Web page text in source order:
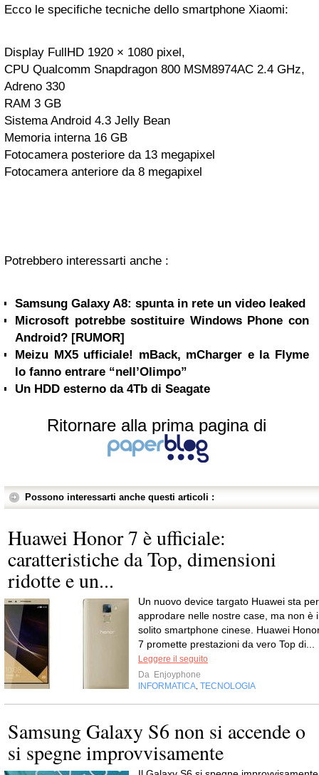
Ecco le specifiche tecniche dello smartphone Xiaomi:
Display FullHD 1920 × 1080 pixel,
CPU Qualcomm Snapdragon 800 MSM8974AC 2.4 GHz,
Adreno 330
RAM 3 GB
Sistema Android 4.3 Jelly Bean
Memoria interna 16 GB
Fotocamera posteriore da 13 megapixel
Fotocamera anteriore da 8 megapixel
Potrebbero interessarti anche :
Samsung Galaxy A8: spunta in rete un video leaked
Microsoft potrebbe sostituire Windows Phone con
Android? [RUMOR]
Meizu MX5 ufficiale! mBack, mCharger e la Flyme
lo fanno entrare “nell’Olimpo”
Un HDD esterno da 4Tb di Seagate
Ritornare alla prima pagina di
Possono interessarti anche questi articoli :
Huawei Honor 7 è ufficiale:
caratteristiche da Top, dimensioni
ridotte e un...
Un nuovo device targato Huawei sta per
approdare nelle nostre case, ma non è
solito smartphone cinese. Huawei
7 promette prestazioni da vero Top di...
Leggere il seguito
Da Enjoyphone
INFORMATICA TECNOLOGIA
Samsung Galaxy S6 non si accende o
si spegne improvvisamente